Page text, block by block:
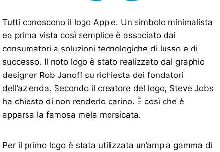
Tutti conoscono il logo Apple. Un simbolo minimalista
ea prima vista così semplice è associato dai
consumatori a soluzioni tecnologiche di lusso e di
successo. Il noto logo è stato realizzato dal graphic
designer Rob Janoff su richiesta dei fondatori
dell’azienda. Secondo il creatore del logo, Steve Jobs
ha chiesto di non renderlo carino. È così che è
apparsa la famosa mela morsicata.
Per il primo logo è stata utilizzata un’ampia gamma di